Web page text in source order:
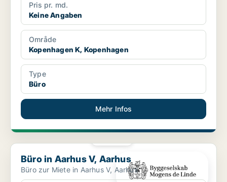
Pris pr. md.
Keine Angaben
Område
Kopenhagen K, Kopenhagen
Type
Büro
Mehr Infos
Büro in Aarhus V, Aarhus
Büro in Aarhus V, Aarhus
Büro zur Miete in Aarhus V, Aarhus